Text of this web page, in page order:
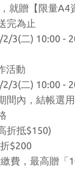
就贈【限量A4
完為止
3(二) 10:00 -
活動
3(二) 10:00 -
間內，結帳選
折抵$150)
$200
費，最高贈「